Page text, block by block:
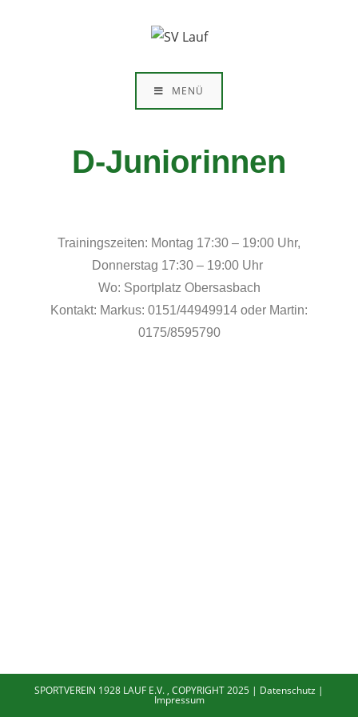
MENÜ
D-Juniorinnen
Trainingszeiten: Montag 17:30 – 19:00 Uhr,
Donnerstag 17:30 – 19:00 Uhr
Wo: Sportplatz Obersasbach
Kontakt: Markus: 0151/44949914 oder Martin:
0175/8595790
SPORTVEREIN 1928 LAUF E.V. , COPYRIGHT 2025 | Datenschutz |
Impressum